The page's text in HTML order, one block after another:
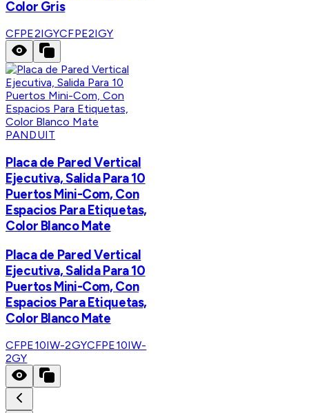
Color Gris
CFPE2IGYCFPE2IGY
PANDUIT
Placa de Pared Vertical
Ejecutiva, Salida Para 10
Puertos Mini-Com, Con
Espacios Para Etiquetas,
Color Blanco Mate
Placa de Pared Vertical
Ejecutiva, Salida Para 10
Puertos Mini-Com, Con
Espacios Para Etiquetas,
Color Blanco Mate
CFPE10IW-2GYCFPE10IW-
2GY